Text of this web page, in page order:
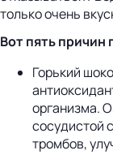
только очень
Вот пять причин
Горький
организма.
сосудистой
тромбов,